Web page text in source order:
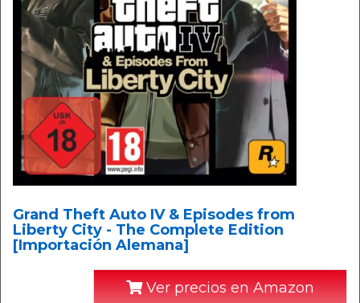
Grand Theft Auto IV & Episodes from
Liberty City - The Complete Edition
[Importación Alemana]
Ver precios en Amazon